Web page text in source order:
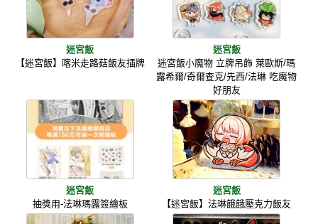
迷宮飯
【迷宮飯】喀米走路菇飯友插牌
迷宮飯
迷宮飯小魔物 立牌吊飾 萊歐斯/瑪
露希爾/奇爾查克/先西/法琳 吃魔物
好朋友
迷宮飯
抽獎用-法琳瑪露簽繪板
迷宮飯
【迷宮飯】法琳餓餓壓克力飯友